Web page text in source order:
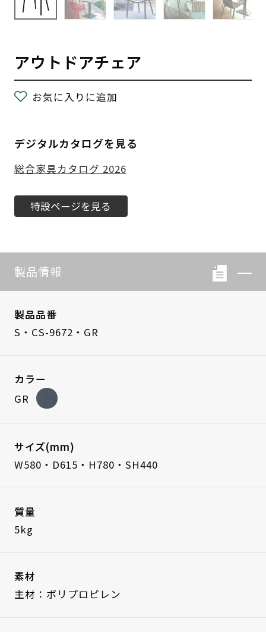
アウトドアチェア
お気に入りに追加
デジタルカタログを見る
総合家具カタログ 2026
特設ページを見る
製品情報
製品品番
S・CS-9672・GR
カラー
GR
サイズ(mm)
W580・D615・H780・SH440
質量
5kg
素材
主材：ポリプロピレン